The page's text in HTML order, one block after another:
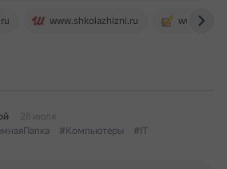
www.shkolazhizni.ru
28 июля
#Компьютеры
#IT